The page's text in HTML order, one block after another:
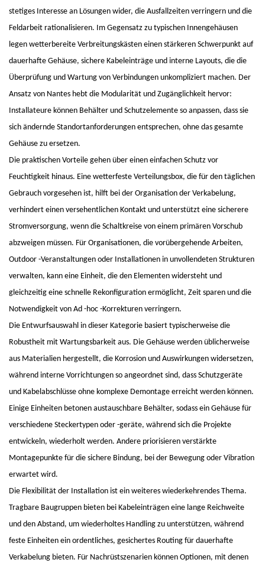
stetiges Interesse an Lösungen wider, die Ausfallzeiten verringern und die
Feldarbeit rationalisieren. Im Gegensatz zu typischen Innengehäusen
legen wetterbereite Verbreitungskästen einen stärkeren Schwerpunkt auf
dauerhafte Gehäuse, sichere Kabeleinträge und interne Layouts, die die
Überprüfung und Wartung von Verbindungen unkompliziert machen. Der
Ansatz von Nantes hebt die Modularität und Zugänglichkeit hervor:
Installateure können Behälter und Schutzelemente so anpassen, dass sie
sich ändernde Standortanforderungen entsprechen, ohne das gesamte
Gehäuse zu ersetzen.
Die praktischen Vorteile gehen über einen einfachen Schutz vor
Feuchtigkeit hinaus. Eine wetterfeste Verteilungsbox, die für den täglichen
Gebrauch vorgesehen ist, hilft bei der Organisation der Verkabelung,
verhindert einen versehentlichen Kontakt und unterstützt eine sicherere
Stromversorgung, wenn die Schaltkreise von einem primären Vorschub
abzweigen müssen. Für Organisationen, die vorübergehende Arbeiten,
Outdoor -Veranstaltungen oder Installationen in unvollendeten Strukturen
verwalten, kann eine Einheit, die den Elementen widersteht und
gleichzeitig eine schnelle Rekonfiguration ermöglicht, Zeit sparen und die
Notwendigkeit von Ad -hoc -Korrekturen verringern.
Die Entwurfsauswahl in dieser Kategorie basiert typischerweise die
Robustheit mit Wartungsbarkeit aus. Die Gehäuse werden üblicherweise
aus Materialien hergestellt, die Korrosion und Auswirkungen widersetzen,
während interne Vorrichtungen so angeordnet sind, dass Schutzgeräte
und Kabelabschlüsse ohne komplexe Demontage erreicht werden können.
Einige Einheiten betonen austauschbare Behälter, sodass ein Gehäuse für
verschiedene Steckertypen oder -geräte, während sich die Projekte
entwickeln, wiederholt werden. Andere priorisieren verstärkte
Montagepunkte für die sichere Bindung, bei der Bewegung oder Vibration
erwartet wird.
Die Flexibilität der Installation ist ein weiteres wiederkehrendes Thema.
Tragbare Baugruppen bieten bei Kabeleinträgen eine lange Reichweite
und den Abstand, um wiederholtes Handling zu unterstützen, während
feste Einheiten ein ordentliches, gesichertes Routing für dauerhafte
Verkabelung bieten. Für Nachrüstszenarien können Optionen, mit denen